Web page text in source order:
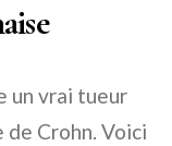
un vrai tueur
de Crohn. Voici